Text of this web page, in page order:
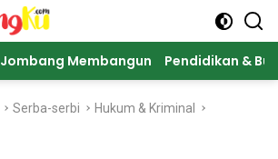
Jombang Membangun Pendidikan &
Serba-serbi Hukum & Kriminal